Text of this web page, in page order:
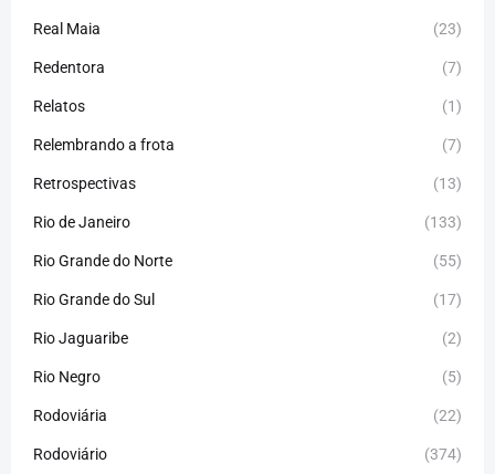
Real Maia (23)
Redentora (7)
Relatos (1)
Relembrando a frota (7)
Retrospectivas (13)
Rio de Janeiro (133)
Rio Grande do Norte (55)
Rio Grande do Sul (17)
Rio Jaguaribe (2)
Rio Negro (5)
Rodoviária (22)
Rodoviário (374)